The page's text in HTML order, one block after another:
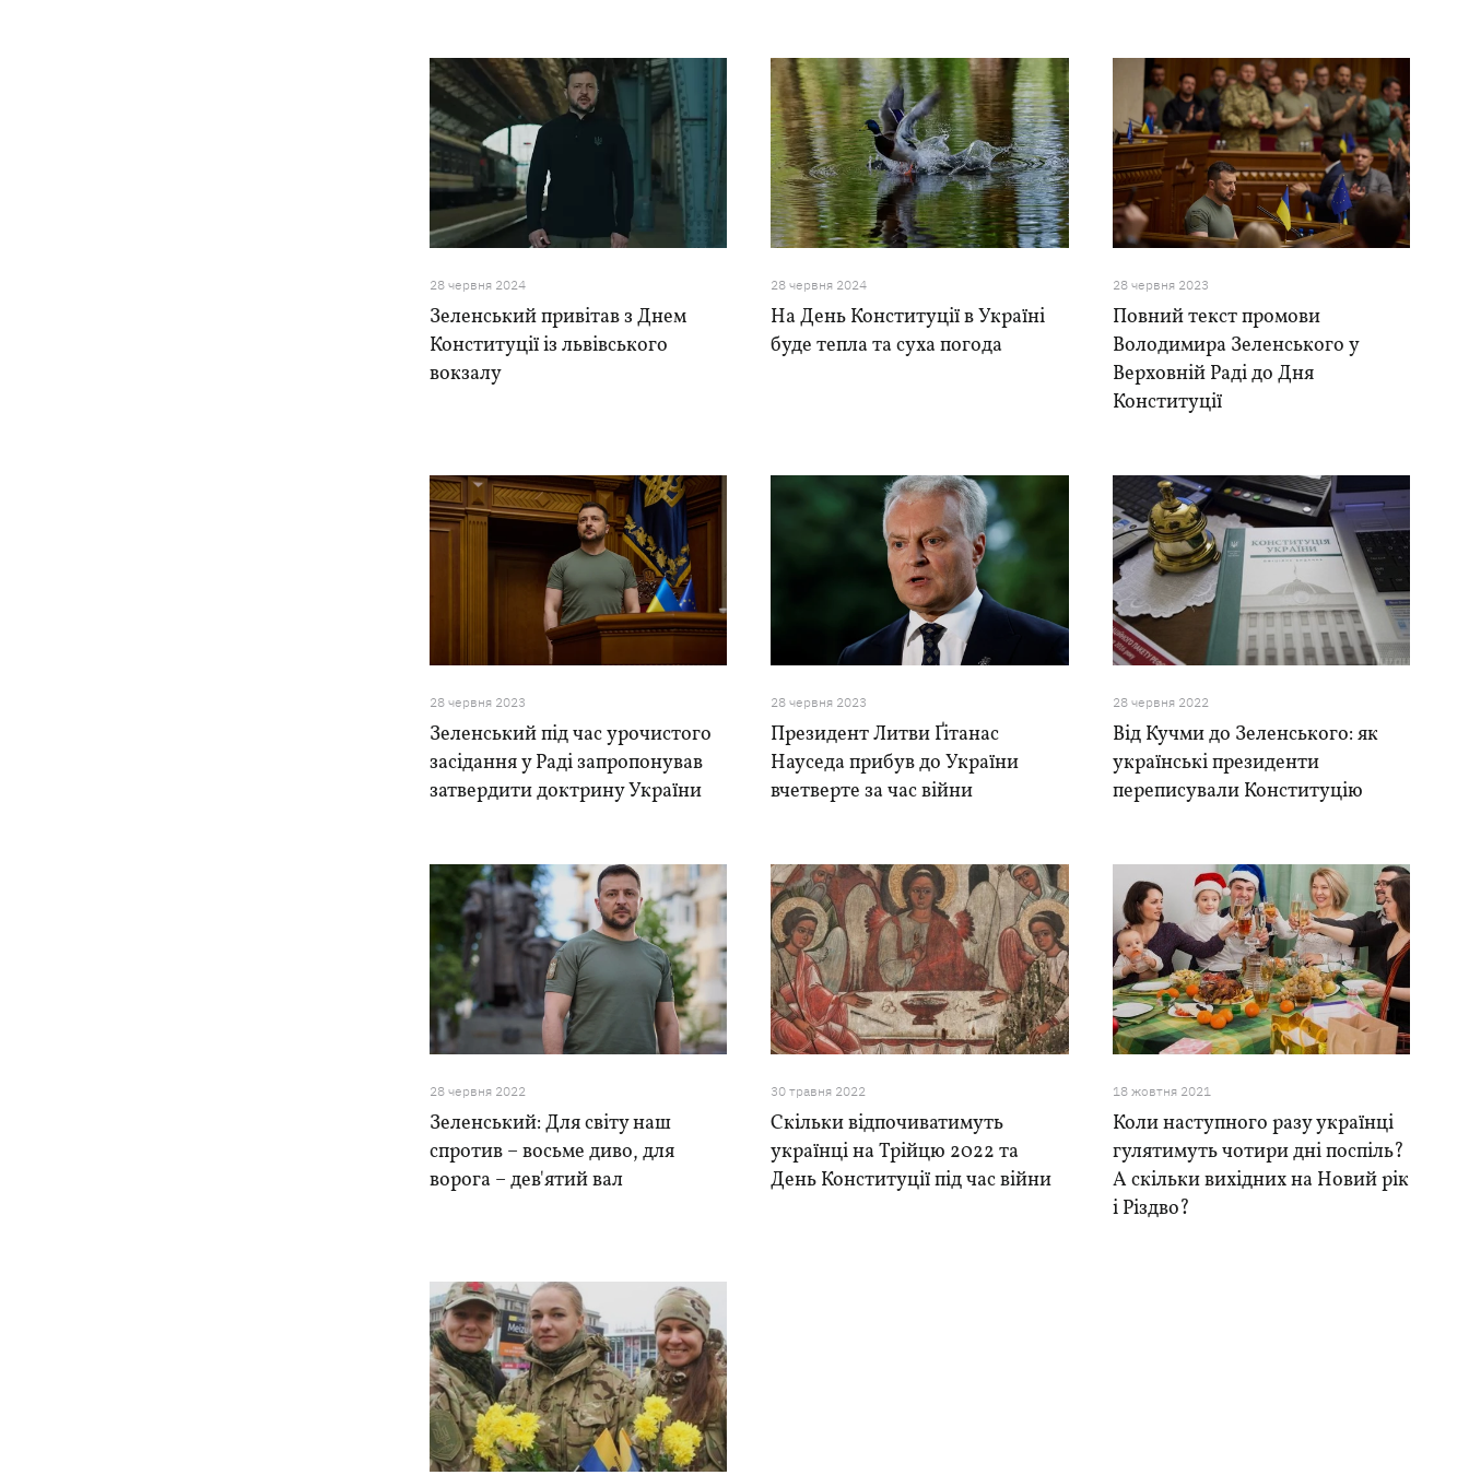
28 червня 2024
Зеленський привітав з Днем
Конституції із львівського
вокзалу
28 червня 2024
На День Конституції в Україні
буде тепла та суха погода
28 червня 2023
Повний текст промови
Володимира Зеленського у
Верховній Раді до Дня
Конституції
28 червня 2023
Зеленський під час урочистого
засідання у Раді запропонував
затвердити доктрину України
28 червня 2023
Президент Литви Ґітанас
Науседа прибув до України
вчетверте за час війни
28 червня 2022
Від Кучми до Зеленського: як
українські президенти
переписували Конституцію
28 червня 2022
Зеленський: Для світу наш
спротив – восьме диво, для
ворога – дев'ятий вал
30 травня 2022
Скільки відпочиватимуть
українці на Трійцю 2022 та
День Конституції під час війни
18 жовтня 2021
Коли наступного разу українці
гулятимуть чотири дні поспіль?
А скільки вихідних на Новий рік
і Різдво?